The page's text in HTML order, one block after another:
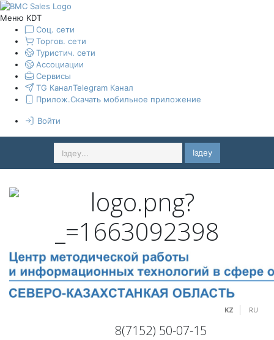
Меню KDT
Соц. сети
Торгов. сети
Туристич. сети
Ассоциации
Сервисы
TG КаналTelegram Канал
Прилож.Скачать мобильное приложение
Войти
Іздеу
KZ RU
8(7152) 50-07-15